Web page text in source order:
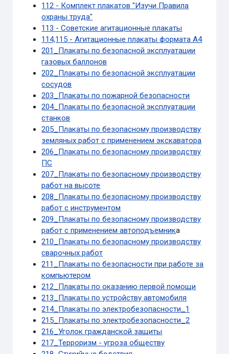
112 - Комплект плакатов "Изучи Правила
охраны труда"
113 - Советские агитационные плакаты
114,115 - Агитационные плакаты формата А4
201_Плакаты по безопасной эксплуатации
газовых баллонов
202_Плакаты по безопасной эксплуатации
сосудов
203_Плакаты по пожарной безопасности
204_Плакаты по безопасной эксплуатации
станков
205_Плакаты по безопасному производству
земляных работ с применением экскаватора
206_Плакаты по безопасному производству
ПС
207_Плакаты по безопасному производству
работ на высоте
208_Плакаты по безопасному производству
работ с инструментом
209_Плакаты по безопасному производству
работ с применением автоподъемника
210_Плакаты по безопасному производству
сварочных работ
211_Плакаты по безопасности при работе за
компьютером
212_Плакаты по оказанию первой помощи
213_Плакаты по устройству автомобиля
214_Плакаты по электробезопасности_1
215_Плакаты по электробезопасности_2
216_Уголок гражданской защиты
217_Терроризм - угроза обществу